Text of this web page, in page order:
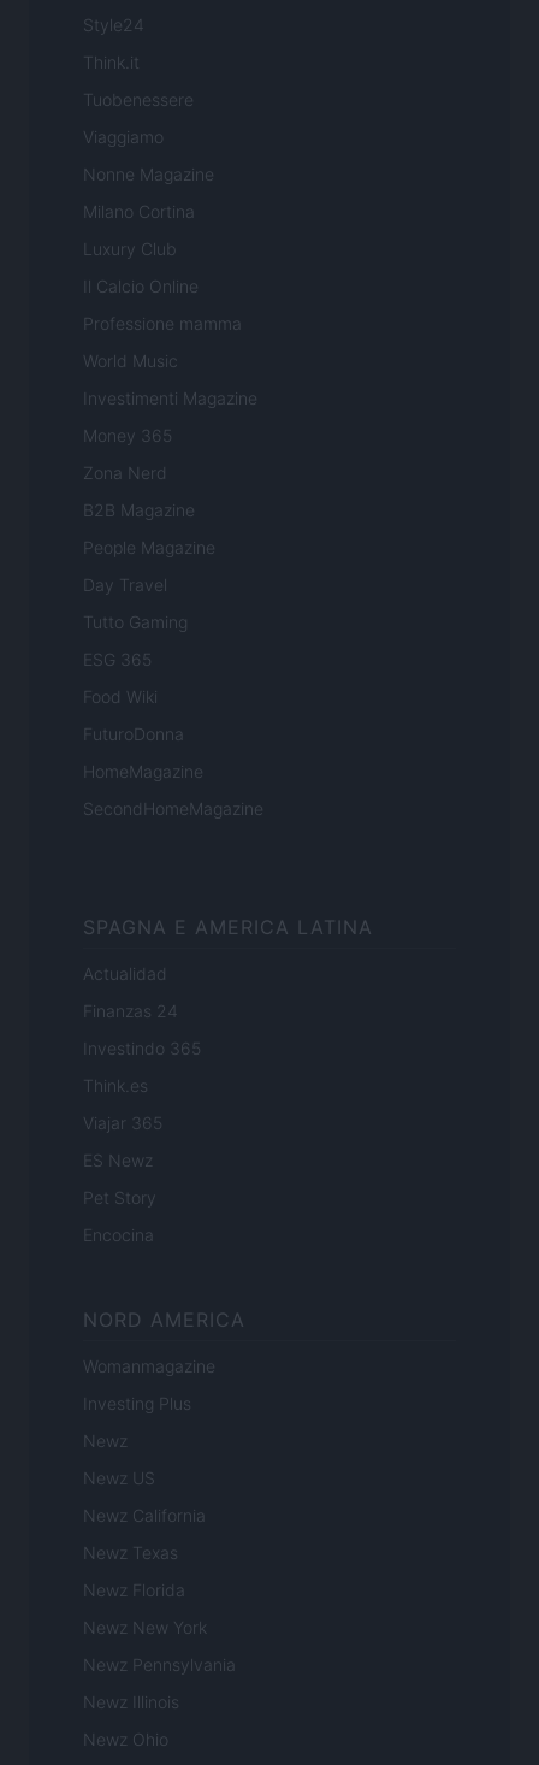
Style24
Think.it
Tuobenessere
Viaggiamo
Nonne Magazine
Milano Cortina
Luxury Club
Il Calcio Online
Professione mamma
World Music
Investimenti Magazine
Money 365
Zona Nerd
B2B Magazine
People Magazine
Day Travel
Tutto Gaming
ESG 365
Food Wiki
FuturoDonna
HomeMagazine
SecondHomeMagazine
SPAGNA E AMERICA LATINA
Actualidad
Finanzas 24
Investindo 365
Think.es
Viajar 365
ES Newz
Pet Story
Encocina
NORD AMERICA
Womanmagazine
Investing Plus
Newz
Newz US
Newz California
Newz Texas
Newz Florida
Newz New York
Newz Pennsylvania
Newz Illinois
Newz Ohio